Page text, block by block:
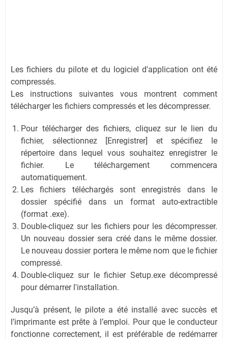
Les fichiers du pilote et du logiciel d'application ont été
compressés.
Les instructions suivantes vous montrent comment
télécharger les fichiers compressés et les décompresser.
Pour télécharger des fichiers, cliquez sur le lien du
fichier, sélectionnez [Enregistrer] et spécifiez le
répertoire dans lequel vous souhaitez enregistrer le
fichier. Le téléchargement commencera
automatiquement.
Les fichiers téléchargés sont enregistrés dans le
dossier spécifié dans un format auto-extractible
(format .exe).
Double-cliquez sur les fichiers pour les décompresser.
Un nouveau dossier sera créé dans le même dossier.
Le nouveau dossier portera le même nom que le fichier
compressé.
Double-cliquez sur le fichier Setup.exe décompressé
pour démarrer l'installation.
Jusqu’à présent, le pilote a été installé avec succès et
l’imprimante est prête à l’emploi. Pour que le conducteur
fonctionne correctement, il est préférable de redémarrer